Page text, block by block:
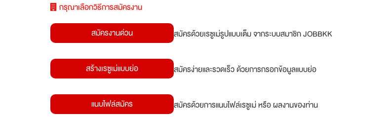
กรุณาเลือกวิธีการสมัครงาน
สมัครงานด่วน
สมัครด้วยเรซูเม่รูปแบบเต็ม จากระบบสมาชิก JOBBKK
สร้างเรซูเม่แบบย่อ สมัครง่ายและรวดเร็ว ด้วยการกรอกข้อมูลแบบย่อ
แนบไฟล์สมัคร สมัครด้วยการแนบไฟล์เรซูเม่ หรือ ผลงานของท่าน